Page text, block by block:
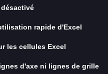
rapide d'Excel
les cellules Excel
d'axe ni lignes de grille